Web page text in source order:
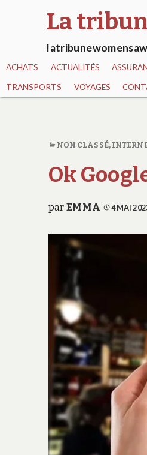
La
ACHATS ACTUALITÉS
TRANSPORTS VOYAGES
NON CLASSÉ,
Ok
parEMMA 4 MAI